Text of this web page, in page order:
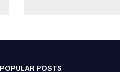
POPULAR POSTS